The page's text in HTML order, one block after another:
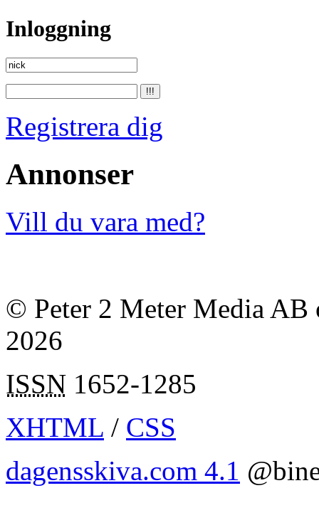
Inloggning
Registrera dig
Annonser
Vill du vara med?
© Peter 2 Meter Media AB
2026
ISSN 1652-1285
XHTML / CSS
dagensskiva.com 4.1